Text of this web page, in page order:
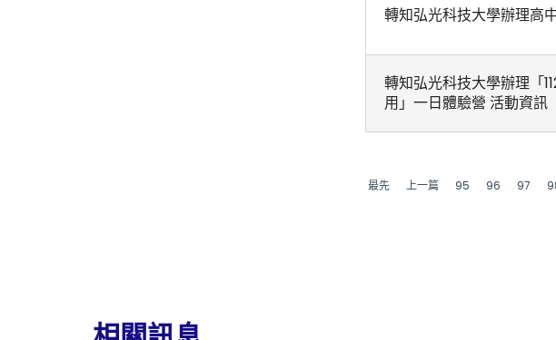
轉知弘光科技大學辦理高
轉知弘光科技大學辦理「
用」一日體驗營 活動資訊
最先 上一篇 95 96 97